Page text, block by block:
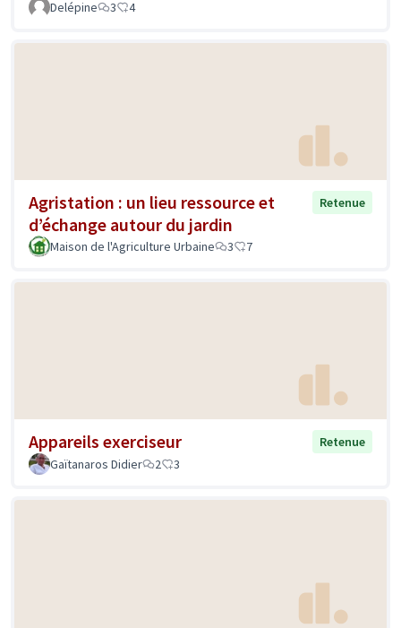
Delépine 3 4
Agristation : un lieu ressource et
d’échange autour du jardin
Retenue
Maison de l'Agriculture Urbaine 3 7
Appareils exerciseur
Retenue
Gaïtanaros Didier
2 3